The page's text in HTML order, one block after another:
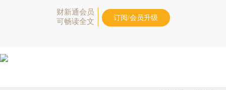
财新通会员
可畅读全文
订阅/会员升级